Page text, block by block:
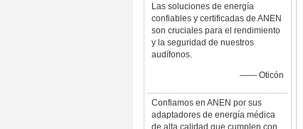
Las soluciones de energía
confiables y certificadas de ANEN
son cruciales para el rendimiento
y la seguridad de nuestros
audífonos.
—— Oticón
Confiamos en ANEN por sus
adaptadores de energía médica
de alta calidad que cumplen con